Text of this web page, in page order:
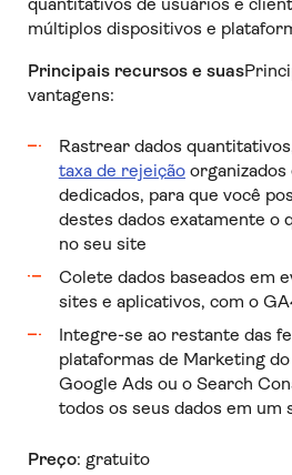
múltiplos dispositivos e
Principais recursos e suas
vantagens:
Rastrear dados
taxa de rejeiçãoorganizados
dedicados, para que você
destes dados exatamente o
no seu site
Colete dados baseados em
sites e aplicativos, com o
Integre-se ao restante das
plataformas de Marketing
Google Ads ou o Search
todos os seus dados em um
Preço: gratuito